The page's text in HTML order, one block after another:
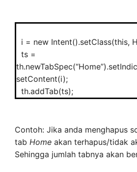
i = new Intent().setClass(this,
ts =
setContent(i);
th.addTab(ts);
Contoh: Jika anda menghapus
tab Home akan terhapus/tidak
Sehingga jumlah tabnya akan